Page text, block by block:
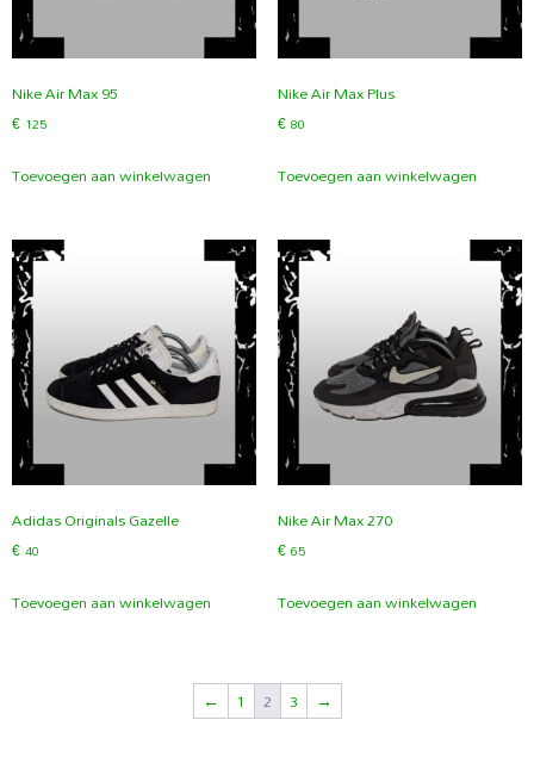
Nike Air Max 95
€ 125
Toevoegen aan winkelwagen
Nike Air Max Plus
€80
Toevoegen aan winkelwagen
Adidas Originals Gazelle
€40
Toevoegen aan winkelwagen
Nike Air Max 270
€65
Toevoegen aan winkelwagen
← 1 2 3 →